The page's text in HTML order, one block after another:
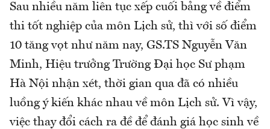
Sau nhiều năm liên tục xếp cuối bảng về điểm
thi tốt nghiệp của môn Lịch sử, thì với số điểm
10 tăng vọt như năm nay, GS.TS Nguyễn Văn
Minh, Hiệu trưởng Trường Đại học Sư phạm
Hà Nội nhận xét, thời gian qua đã có nhiều
luồng ý kiến khác nhau về môn Lịch sử. Vì vậy,
việc thay đổi cách ra đề để đánh giá học sinh về